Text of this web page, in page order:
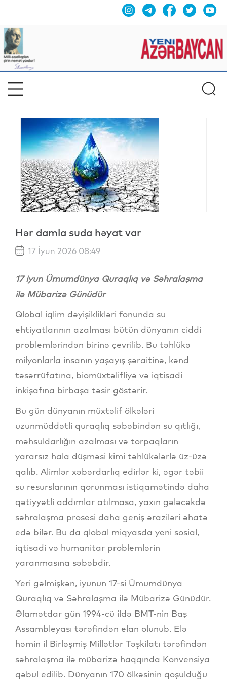
Hər damla suda həyat var
17 İyun 2026 08:49
17 iyun Ümumdünya Quraqlıq və Səhralaşma
ilə Mübarizə Günüdür
Qlobal iqlim dəyişiklikləri fonunda su
ehtiyatlarının azalması bütün dünyanın ciddi
problemlərindən birinə çevrilib. Bu təhlükə
milyonlarla insanın yaşayış şəraitinə, kənd
təsərrüfatına, biomüxtəlifliyə və iqtisadi
inkişafına birbaşa təsir göstərir.
Bu gün dünyanın müxtəlif ölkələri
uzunmüddətli quraqlıq səbəbindən su qıtlığı,
məhsuldarlığın azalması və torpaqların
yararsız hala düşməsi kimi təhlükələrlə üz-üzə
qalıb. Alimlər xəbərdarlıq edirlər ki, əgər təbii
su resurslarının qorunması istiqamətində daha
qətiyyətli addımlar atılmasa, yaxın gələcəkdə
səhralaşma prosesi daha geniş əraziləri əhatə
edə bilər. Bu da qlobal miqyasda yeni sosial,
iqtisadi və humanitar problemlərin
yaranmasına səbəbdir.
Yeri gəlmişkən, iyunun 17-si Ümumdünya
Quraqlıq və Səhralaşma ilə Mübarizə Günüdür.
Əlamətdar gün 1994-cü ildə BMT-nin Baş
Assambleyası tərəfindən elan olunub. Elə
həmin il Birləşmiş Millətlər Təşkilatı tərəfindən
səhralaşma ilə mübarizə haqqında Konvensiya
qəbul edilib. Dünyanın 170 ölkəsinin qoşulduğu